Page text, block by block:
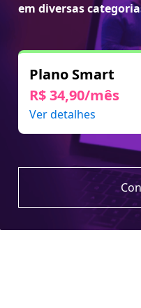
em diversas
Plano Smart
R$ 34,90/mês
Ver detalhes